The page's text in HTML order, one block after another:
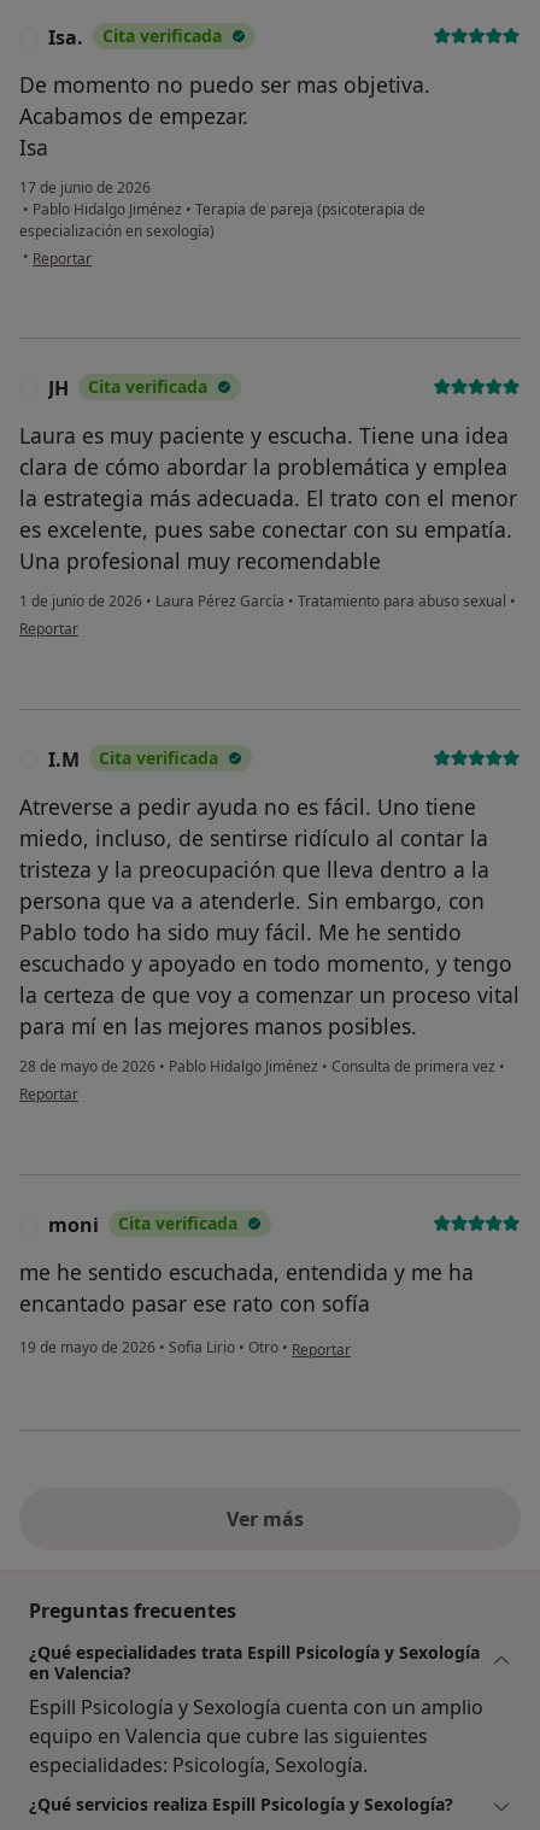
Isa. Cita verificada
De momento no puedo ser mas objetiva.
Acabamos de empezar.
Isa
17 de junio de 2026
• Pablo Hidalgo Jiménez • Terapia de pareja (psicoterapia de
especialización en sexología)
• en opinión del usuario Isa.
Reportar
JH Cita verificada
Laura es muy paciente y escucha. Tiene una idea
clara de cómo abordar la problemática y emplea
la estrategia más adecuada. El trato con el menor
es excelente, pues sabe conectar con su empatía.
Una profesional muy recomendable
1 de junio de 2026 • Laura Pérez García • Tratamiento para abuso sexual •
en opinión del usuario JH
Reportar
I.M Cita verificada
Atreverse a pedir ayuda no es fácil. Uno tiene
miedo, incluso, de sentirse ridículo al contar la
tristeza y la preocupación que lleva dentro a la
persona que va a atenderle. Sin embargo, con
Pablo todo ha sido muy fácil. Me he sentido
escuchado y apoyado en todo momento, y tengo
la certeza de que voy a comenzar un proceso vital
para mí en las mejores manos posibles.
28 de mayo de 2026 • Pablo Hidalgo Jiménez • Consulta de primera vez •
en opinión del usuario I.M
Reportar
moni Cita verificada
me he sentido escuchada, entendida y me ha
encantado pasar ese rato con sofía
19 de mayo de 2026 • Sofia Lirio • Otro • en opinión del usuario moni
Reportar
Ver más
Preguntas frecuentes
¿Qué especialidades trata Espill Psicología y Sexología
en Valencia?
Espill Psicología y Sexología cuenta con un amplio
equipo en Valencia que cubre las siguientes
especialidades: Psicología, Sexología.
¿Qué servicios realiza Espill Psicología y Sexología?